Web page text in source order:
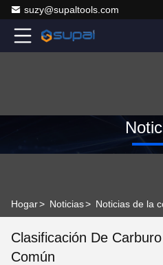
suzy@supaltools.com
Hogar> Noticias>
Clasificación De
Común